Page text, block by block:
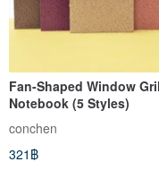
Fan-Shaped Window
Notebook (5 Styles)
conchen
321฿